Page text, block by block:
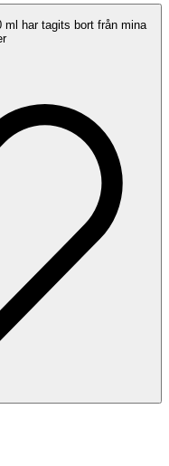
ml har tagits bort från mina